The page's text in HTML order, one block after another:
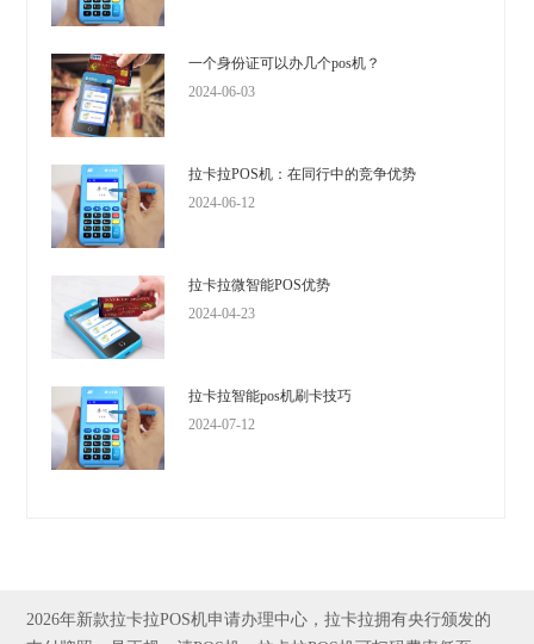
一个身份证可以办几个pos机？
2024-06-03
拉卡拉POS机：在同行中的竞争优势
2024-06-12
拉卡拉微智能POS优势
2024-04-23
拉卡拉智能pos机刷卡技巧
2024-07-12
2026年新款拉卡拉POS机申请办理中心，拉卡拉拥有央行颁发的